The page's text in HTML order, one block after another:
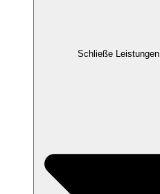
Schließe Leistungen